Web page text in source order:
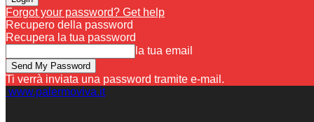
Forgot your password? Get help
Recupero della password
Recupera la tua password
la tua email
Ti verrà inviata una password tramite e-mail.
www.palermoviva.it